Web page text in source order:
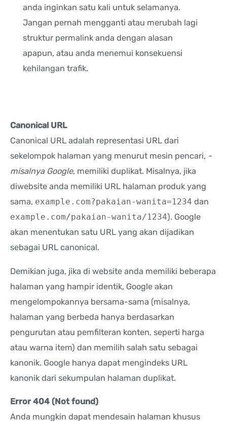
anda inginkan satu kali untuk selamanya.
Jangan pernah mengganti atau merubah lagi
struktur permalink anda dengan alasan
apapun, atau anda menemui konsekuensi
kehilangan trafik.
Canonical URL
Canonical URL adalah representasi URL dari
sekelompok halaman yang menurut mesin pencari, -
misalnya Google, memiliki duplikat. Misalnya, jika
diwebsite anda memiliki URL halaman produk yang
sama, example.com?pakaian-wanita=1234 dan
example.com/pakaian-wanita/1234). Google
akan menentukan satu URL yang akan dijadikan
sebagai URL canonical.
Demikian juga, jika di website anda memiliki beberapa
halaman yang hampir identik, Google akan
mengelompokannya bersama-sama (misalnya,
halaman yang berbeda hanya berdasarkan
pengurutan atau pemfilteran konten, seperti harga
atau warna item) dan memilih salah satu sebagai
kanonik. Google hanya dapat mengindeks URL
kanonik dari sekumpulan halaman duplikat.
Error 404 (Not found)
Anda mungkin dapat mendesain halaman khusus